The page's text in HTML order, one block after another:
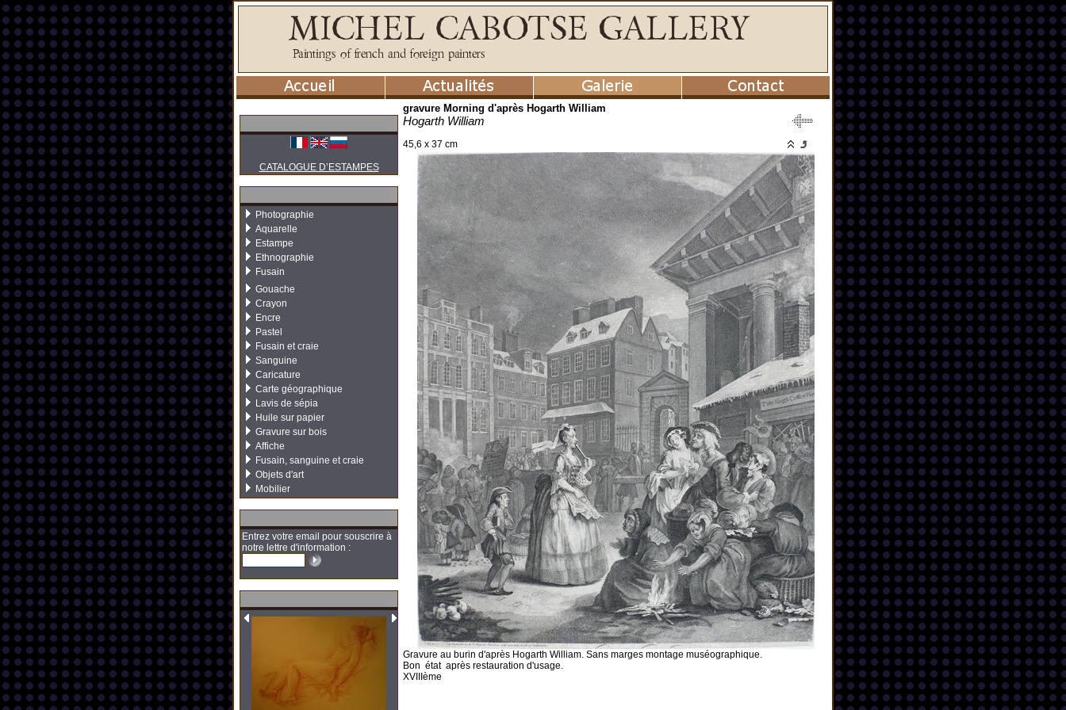
CATALOGUE D’ESTAMPES
Photographie
Aquarelle
Estampe
Ethnographie
Fusain
Gouache
Crayon
Encre
Pastel
Fusain et craie
Sanguine
Caricature
Carte géographique
Lavis de sépia
Huile sur papier
Gravure sur bois
Affiche
Fusain, sanguine et craie
Objets d'art
Mobilier
Entrez votre email pour souscrire à
notre lettre d'information :
gravure Morning d'après Hogarth William
Hogarth William
45,6 x 37 cm
Gravure au burin d'après Hogarth William. Sans marges montage muséographique.
Bon état après restauration d'usage.
XVIIIème